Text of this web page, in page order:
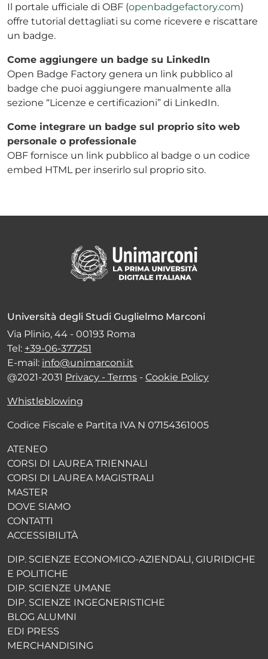
Il portale ufficiale di OBF (openbadgefactory.com)
offre tutorial dettagliati su come ricevere e riscattare
un badge.
Come aggiungere un badge su LinkedIn
Open Badge Factory genera un link pubblico al
badge che puoi aggiungere manualmente alla
sezione “Licenze e certificazioni” di LinkedIn.
Come integrare un badge sul proprio sito web
personale o professionale
OBF fornisce un link pubblico al badge o un codice
embed HTML per inserirlo sul proprio sito.
Università degli Studi Guglielmo Marconi
Via Plinio, 44 - 00193 Roma
Tel: +39-06-377251
E-mail: info@unimarconi.it
@2021-2031 Privacy - Terms - Cookie Policy
Whistleblowing
Codice Fiscale e Partita IVA N 07154361005
ATENEO
CORSI DI LAUREA TRIENNALI
CORSI DI LAUREA MAGISTRALI
MASTER
DOVE SIAMO
CONTATTI
ACCESSIBILITÀ
DIP. SCIENZE ECONOMICO-AZIENDALI, GIURIDICHE
E POLITICHE
DIP. SCIENZE UMANE
DIP. SCIENZE INGEGNERISTICHE
BLOG ALUMNI
EDI PRESS
MERCHANDISING